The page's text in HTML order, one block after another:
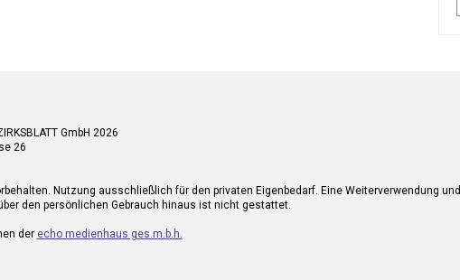
GmbH 2026
26
Nutzung ausschließlich für den privaten Eigenbedarf. Eine Weiterverwendung und
den persönlichen Gebrauch hinaus ist nicht gestattet.
der echo medienhaus ges.m.b.h.